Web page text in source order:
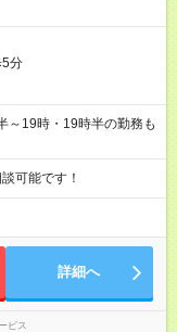
5分
19時・19時半の勤務も
可能です！
詳細へ
ビス